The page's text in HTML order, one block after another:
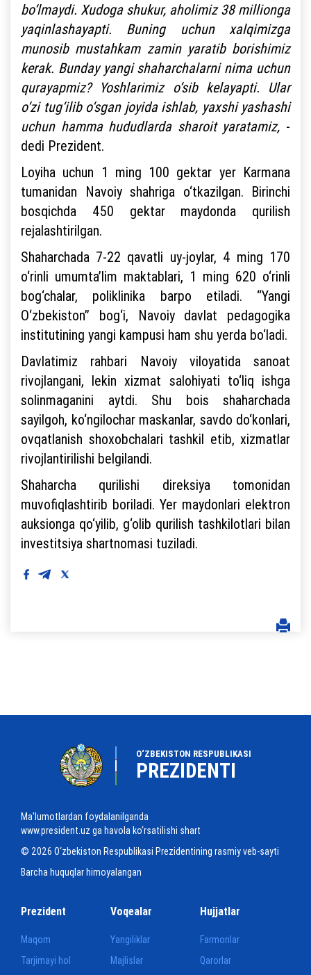
bo‘lmaydi. Xudoga shukur, aholimiz 38 millionga
yaqinlashayapti. Buning uchun xalqimizga
munosib mustahkam zamin yaratib borishimiz
kerak. Bunday yangi shaharchalarni nima uchun
qurayapmiz? Yoshlarimiz o‘sib kelayapti. Ular
o‘zi tug‘ilib o‘sgan joyida ishlab, yaxshi yashashi
uchun hamma hududlarda sharoit yaratamiz, -
dedi Prezident.
Loyiha uchun 1 ming 100 gektar yer Karmana
tumanidan Navoiy shahriga o‘tkazilgan. Birinchi
bosqichda 450 gektar maydonda qurilish
rejalashtirilgan.
Shaharchada 7-22 qavatli uy-joylar, 4 ming 170
o‘rinli umumta’lim maktablari, 1 ming 620 o‘rinli
bog‘chalar, poliklinika barpo etiladi. “Yangi
O‘zbekiston” bog‘i, Navoiy davlat pedagogika
institutining yangi kampusi ham shu yerda bo‘ladi.
Davlatimiz rahbari Navoiy viloyatida sanoat
rivojlangani, lekin xizmat salohiyati to‘liq ishga
solinmaganini aytdi. Shu bois shaharchada
sayilgoh, ko‘ngilochar maskanlar, savdo do‘konlari,
ovqatlanish shoxobchalari tashkil etib, xizmatlar
rivojlantirilishi belgilandi.
Shaharcha qurilishi direksiya tomonidan
muvofiqlashtirib boriladi. Yer maydonlari elektron
auksionga qo‘yilib, g‘olib qurilish tashkilotlari bilan
investitsiya shartnomasi tuziladi.
O‘ZBEKISTON RESPUBLIKASI
PREZIDENTI
Ma'lumotlardan foydalanilganda
www.president.uz ga havola ko‘rsatilishi shart
© 2026 O‘zbekiston Respublikasi Prezidentining rasmiy veb-sayti
Barcha huquqlar himoyalangan
Prezident
Maqom
Tarjimayi hol
Voqealar
Yangiliklar
Majlislar
Hujjatlar
Farmonlar
Qarorlar